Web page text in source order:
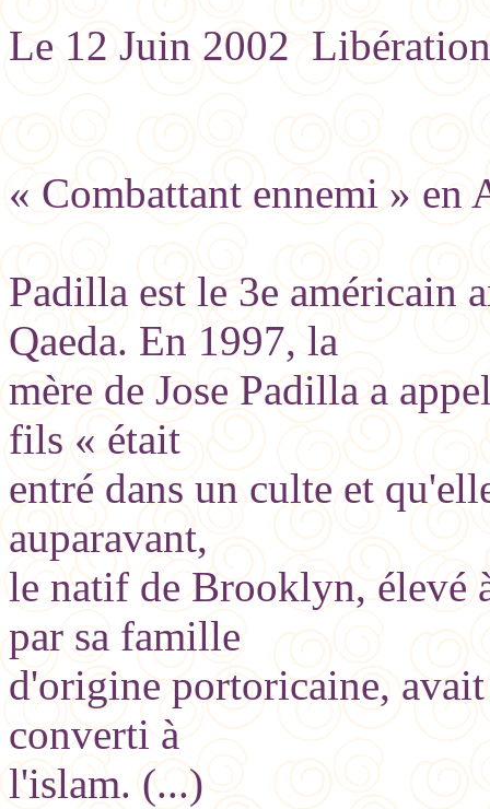
Le 12 Juin 2002 Libération
« Combattant ennemi » en
Padilla est le 3e américain
Qaeda. En 1997, la
mère de Jose Padilla a
fils « était
entré dans un culte et
auparavant,
le natif de Brooklyn, élevé
par sa famille
d'origine portoricaine,
converti à
l'islam. (...)